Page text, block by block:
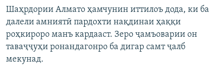
Шаҳрдории Алмато ҳамчунин иттилоъ дода, ки ба
далели амниятӣ пардохти нақдинаи ҳаққи
роҳкироро манъ кардааст. Зеро ҷамъоварии он
таваҷҷуҳи ронандагонро ба дигар самт ҷалб
мекунад.